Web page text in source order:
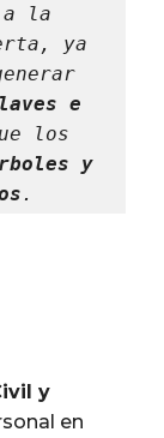
a la
ya
e
los
y
.
y
en